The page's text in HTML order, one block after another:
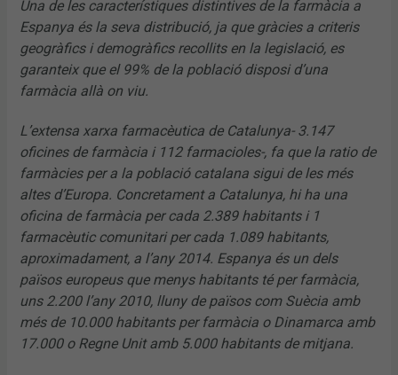
Una de les característiques distintives de la farmàcia a
Espanya és la seva distribució, ja que gràcies a criteris
geogràfics i demogràfics recollits en la legislació, es
garanteix que el 99% de la població disposi d’una
farmàcia allà on viu.
L’extensa xarxa farmacèutica de Catalunya- 3.147
oficines de farmàcia i 112 farmacioles-, fa que la ratio de
farmàcies per a la població catalana sigui de les més
altes d’Europa. Concretament a Catalunya, hi ha una
oficina de farmàcia per cada 2.389 habitants i 1
farmacèutic comunitari per cada 1.089 habitants,
aproximadament, a l’any 2014. Espanya és un dels
països europeus que menys habitants té per farmàcia,
uns 2.200 l’any 2010, lluny de països com Suècia amb
més de 10.000 habitants per farmàcia o Dinamarca amb
17.000 o Regne Unit amb 5.000 habitants de mitjana.